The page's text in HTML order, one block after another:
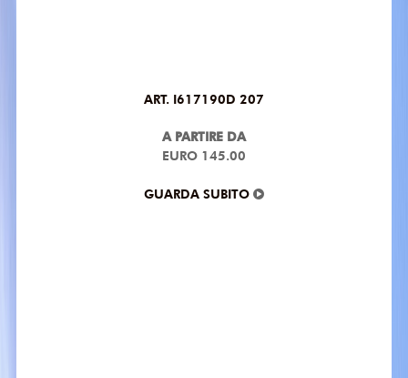
ART. I617190D 207
A PARTIRE DA
EURO 145.00
GUARDA SUBITO